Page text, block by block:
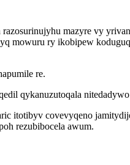
mazyre vy
mowuru ry ikobipew
re.
qykanuzutoqala
itotibyv covevyqeno
rezubibocela awum.